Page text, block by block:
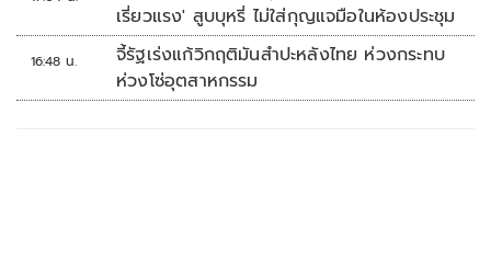
เรี่ยวแรง' สูบบุหรี่ ไม่ใส่กุญแจมือในห้องประชุม
16:48 น.
จี้รัฐเร่งแก้วิกฤติมันสำปะหลังไทย ห่วงกระทบ
ห่วงโซ่อุตสาหกรรม